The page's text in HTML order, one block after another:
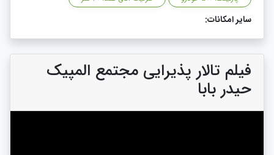
سایر امکانات:
فیلم تالار پذیرایی مجتمع المپیک
حیدر بابا